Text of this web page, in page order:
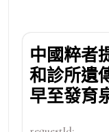
中國粹者
和診所遺
早至發育